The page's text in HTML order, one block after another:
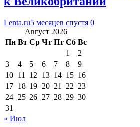
Lenta.ru5 месяцев спустя 0
Август 2026
Пн Вт Ср Чт Пт Сб Вс
1
2
3
4 5 6 7 8
9
10 11 12 13 14 15 16
17 18 19 20 21 22 23
24 25 26 27 28 29 30
31
« Июл